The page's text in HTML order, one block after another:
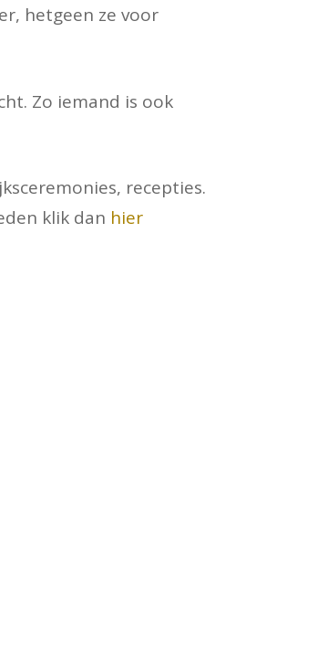
hetgeen ze voor
Zo iemand is ook
recepties.
klik dan hier